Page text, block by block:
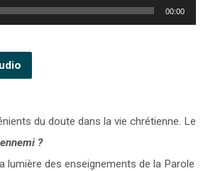
00:00
du doute dans la vie chrétienne. Le
?
lumière des enseignements de la Parole